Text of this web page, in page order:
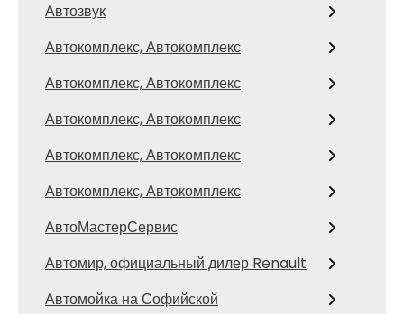
Автозвук
Автокомплекс, Автокомплекс
Автокомплекс, Автокомплекс
Автокомплекс, Автокомплекс
Автокомплекс, Автокомплекс
Автокомплекс, Автокомплекс
АвтоМастерСервис
Автомир, официальный дилер Renault
Автомойка на Софийской